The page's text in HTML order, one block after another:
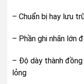
– Chuẩn bị hay lưu
– Phần ghi nhãn lớn
– Độ dày thành
lỏng